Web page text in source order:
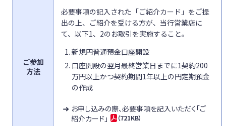
ご参加
方法
必要事項の記入された「ご紹介カード」をご提
出の上、ご紹介を受ける方が、当行営業店に
て、以下1、2のお取引を実施すること。
新規円普通預金口座開設
口座開設の翌月最終営業日までに1契約200
万円以上かつ契約期間1年以上の円定期預金
の作成
お申し込みの際、必要事項を記入いただく「ご
紹介カード」
（721KB）